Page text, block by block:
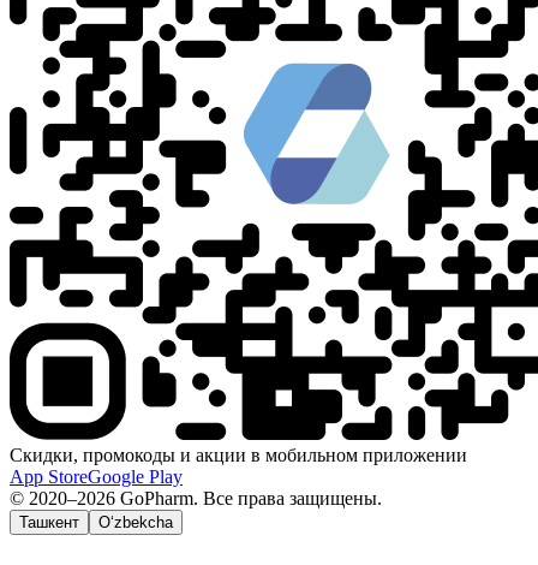
Скидки, промокоды и акции в мобильном приложении
App StoreGoogle Play
© 2020–2026 GoPharm. Все права защищены.
Ташкент O‘zbekcha